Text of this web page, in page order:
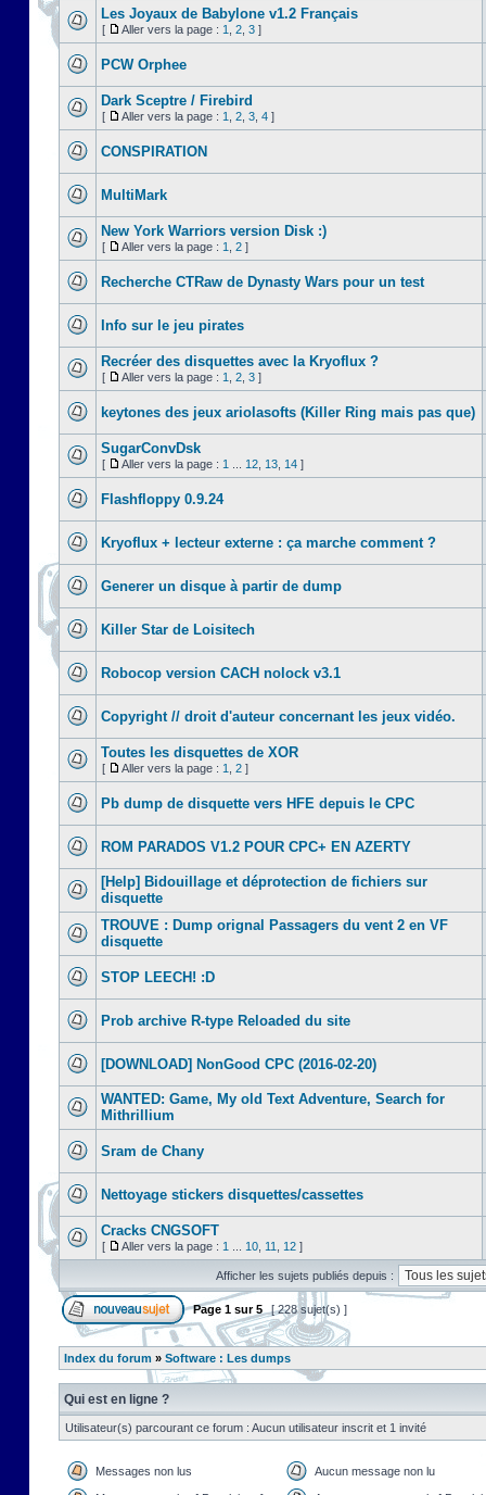
Les Joyaux de Babylone v1.2 Français
[ Aller vers la page : 1 2 3 ]
PCW Orphee
Dark Sceptre / Firebird
[ Aller vers la page : 1 2 3 4 ]
CONSPIRATION
MultiMark
New York Warriors version Disk :)
[ Aller vers la page : 1 2 ]
Recherche CTRaw de Dynasty Wars pour un test
Info sur le jeu pirates
Recréer des disquettes avec la Kryoflux ?
[ Aller vers la page : 1 2 3 ]
keytones des jeux ariolasofts (Killer Ring mais pas que)
SugarConvDsk
[ Aller vers la page : 1 12 13 14 ]
Flashfloppy 0.9.24
Kryoflux + lecteur externe : ça marche comment ?
Generer un disque à partir de dump
Killer Star de Loisitech
Robocop version CACH nolock v3.1
Copyright // droit d'auteur concernant les jeux vidéo.
Toutes les disquettes de XOR
[ Aller vers la page : 1 2 ]
Pb dump de disquette vers HFE depuis le CPC
ROM PARADOS V1.2 POUR CPC+ EN AZERTY
[Help] Bidouillage et déprotection de fichiers sur
disquette
TROUVE : Dump orignal Passagers du vent 2 en VF
disquette
STOP LEECH! :D
Prob archive R-type Reloaded du site
[DOWNLOAD] NonGood CPC (2016-02-20)
WANTED: Game, My old Text Adventure, Search for
Mithrillium
Sram de Chany
Nettoyage stickers disquettes/cassettes
Cracks CNGSOFT
[ Aller vers la page : 1 10 11 12 ]
Afficher les sujets publiés depuis :
Page 1 sur5 [ 228 sujet(s) ]
Index du forum » Software : Les dumps
Qui est en ligne ?
Utilisateur(s) parcourant ce forum : Aucun utilisateur inscrit et 1 invité
Messages non lus Aucun message non lu